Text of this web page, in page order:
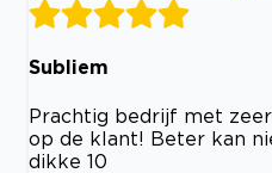
Subliem
Prachtig bedrijf met
op de klant! Beter kan
dikke 10